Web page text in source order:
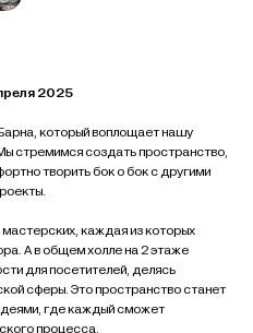
2025
который воплощает нашу
стремимся создать пространство,
творить бок о бок с другими
каждая из которых
А в общем холле на 2 этаже
для посетителей, делясь
сферы. Это пространство станет
где каждый сможет
процесса.